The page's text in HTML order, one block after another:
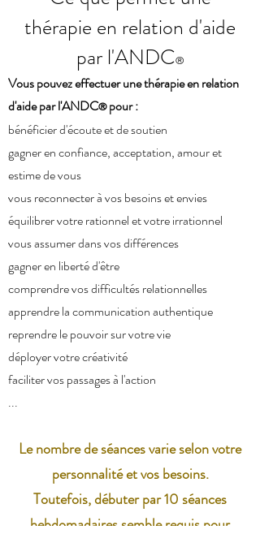
thérapie en relation d'aide
par l'ANDC®
Vous pouvez effectuer une thérapie en relation
d'aide par l'ANDC®pour :
bénéficier d'écoute et de soutien
gagner en confiance, acceptation, amour et
estime de vous
vous reconnecter à vos besoins et envies
équilibrer votre rationnel et votre irrationnel
vous assumer dans vos différences
gagner en liberté d'être
comprendre vos difficultés relationnelles
apprendre la communication authentique
reprendre le pouvoir sur votre vie
déployer votre créativité
faciliter vos passages à l'action
...
Le nombre de séances varie selon votre
personnalité et vos besoins.
Toutefois, débuter par 10 séances
hebdomadaires semble requis pour